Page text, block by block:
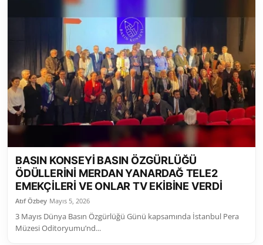
Yerel Yönetimler
Toplum ve Yaşam
Sivil Toplum Kuruluşları
Kamu Kurumları ve Üst Kurullar
Resmi Reklamlar
BASIN KONSEYİ BASIN ÖZGÜRLÜĞÜ
ÖDÜLLERİNİ MERDAN YANARDAĞ TELE2
EMEKÇİLERİ VE ONLAR TV EKİBİNE VERDİ
Atıf Özbey Mayıs 5, 2026
3 Mayıs Dünya Basın Özgürlüğü Günü kapsamında İstanbul Pera
Müzesi Oditoryumu’nd...